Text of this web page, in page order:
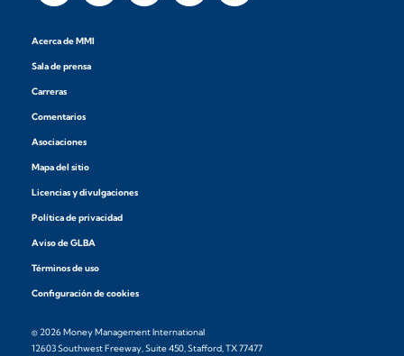
Acerca de MMI
Sala de prensa
Carreras
Comentarios
Asociaciones
Mapa del sitio
Licencias y divulgaciones
Política de privacidad
Aviso de GLBA
Términos de uso
Configuración de cookies
© 2026 Money Management International
12603 Southwest Freeway, Suite 450, Stafford, TX 77477